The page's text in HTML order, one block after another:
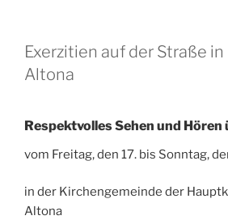
Exerzitien auf der Straße
Altona
Respektvolles Sehen und Hören
vom Freitag, den 17. bis Sonntag,
in der Kirchengemeinde der
Altona